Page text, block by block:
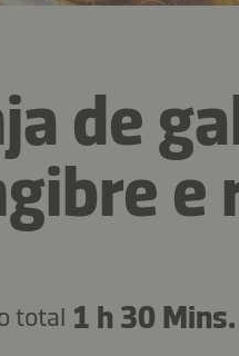
de
e
total 1 h 30 Mins.